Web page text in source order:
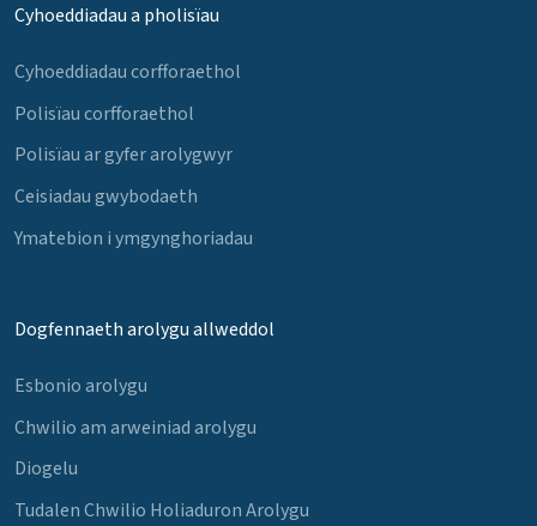
Cyhoeddiadau a pholisïau
Cyhoeddiadau corfforaethol
Polisïau corfforaethol
Polisïau ar gyfer arolygwyr
Ceisiadau gwybodaeth
Ymatebion i ymgynghoriadau
Dogfennaeth arolygu allweddol
Esbonio arolygu
Chwilio am arweiniad arolygu
Diogelu
Tudalen Chwilio Holiaduron Arolygu